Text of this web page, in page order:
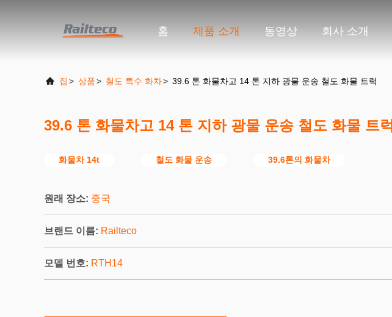
홈 제품 소개 동영상 회사 소개
집 > 상품> 철도 특수 화차> 39.6 톤 화물차고 14 톤 지하 광물 운송 철도 화물 트럭
39.6 톤 화물차고 14 톤 지하 광물 운송 철도 화물 트럭
화물차 14t 철도 화물 운송 39.6톤의 화물차
원래 장소: 중국
브랜드 이름: Railteco
모델 번호: RTH14